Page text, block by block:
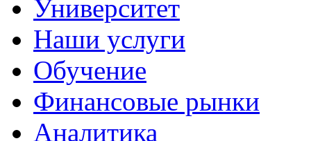
Университет
Наши услуги
Обучение
Финансовые рынки